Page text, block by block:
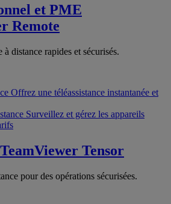
et PME
Remote
à distance rapides et sécurisés.
Offrez une téléassistance instantanée et
Surveillez et gérez les appareils
TeamViewer Tensor
pour des opérations sécurisées.